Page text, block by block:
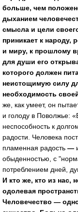
больше, чем
дыханием
смысла и цели
приникает к народу,
и миру, к прошлому
для души его
которого должен
неистощимую силу
необходимость
же, как умеет, он
и голоду в Поволжье:
неспособность к
радости. Человека
пламенная радость —
обыденностью, с
потреблением дней,
И кто же, кто из нас,
одолевая
Человечество —